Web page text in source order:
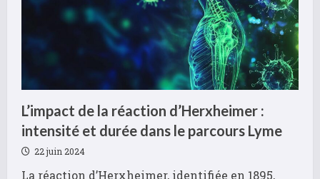
transformé
ma
peau
pendant
la
grossesse
L’impact de la réaction d’Herxheimer :
intensité et durée dans le parcours Lyme
22 juin 2024
La réaction d’Herxheimer, identifiée en 1895,